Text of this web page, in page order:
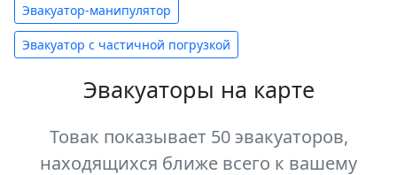
Эвакуатор-манипулятор
Эвакуатор с частичной погрузкой
Эвакуаторы на карте
Товак показывает 50 эвакуаторов,
находящихся ближе всего к вашему